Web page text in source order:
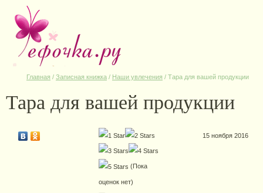
Главная / Записная книжка / Наши увлечения / Тара для вашей продукции
Тара для вашей продукции
(Пока
оценок нет)
15 ноября 2016